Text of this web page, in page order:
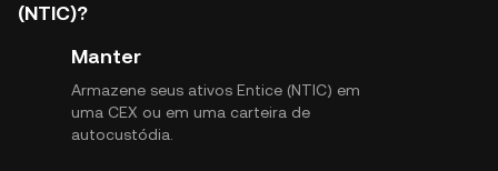
(NTIC)?
Manter
Armazene seus ativos Entice (NTIC) em
uma CEX ou em uma carteira de
autocustódia.